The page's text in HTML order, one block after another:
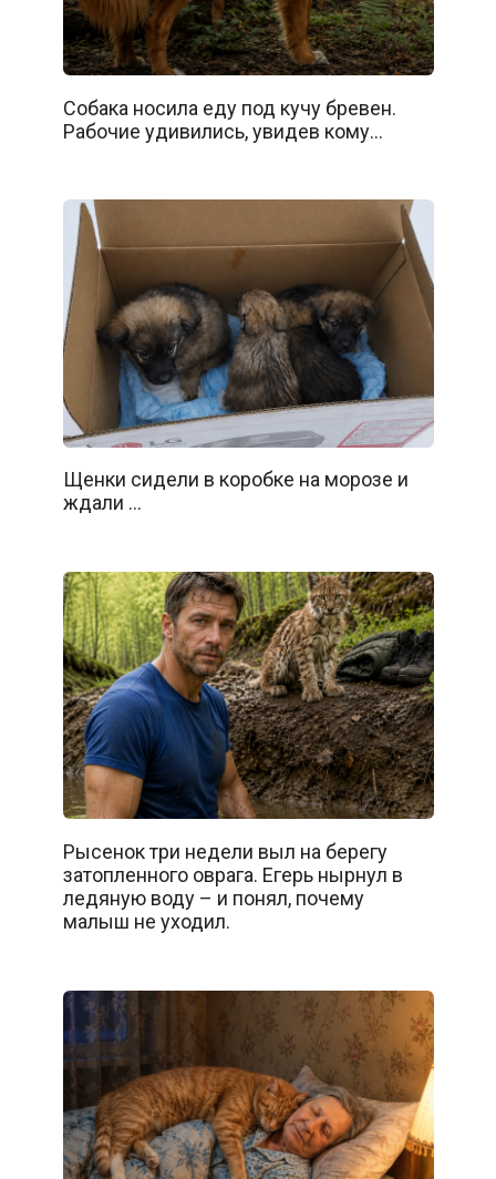
Собака носила еду под кучу бревен.
Рабочие удивились, увидев кому…
Щенки сидели в коробке на морозе и
ждали …
Рысенок три недели выл на берегу
затопленного оврага. Егерь нырнул в
ледяную воду – и понял, почему
малыш не уходил.